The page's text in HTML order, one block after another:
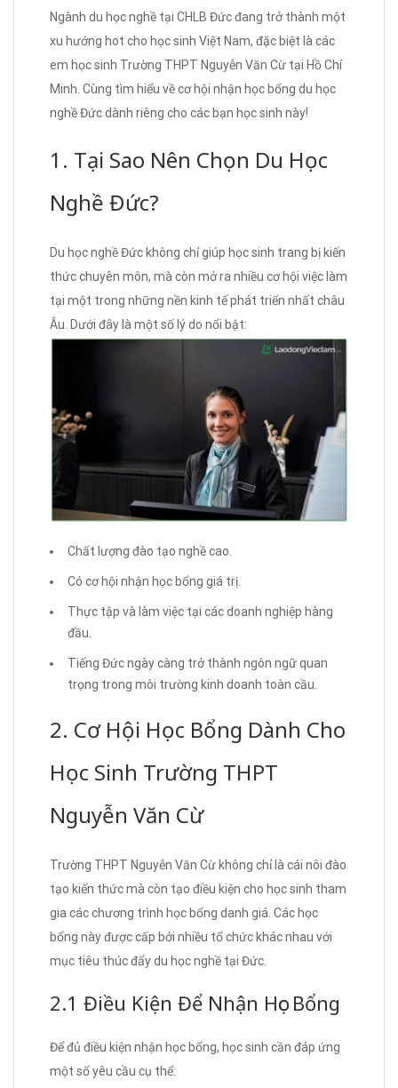
Ngành du học nghề tại CHLB Đức đang trở thành một
xu hướng hot cho học sinh Việt Nam, đặc biệt là các
em học sinh Trường THPT Nguyễn Văn Cừ tại Hồ Chí
Minh. Cùng tìm hiểu về cơ hội nhận học bổng du học
nghề Đức dành riêng cho các bạn học sinh này!
1. Tại Sao Nên Chọn Du Học
Nghề Đức?
Du học nghề Đức không chỉ giúp học sinh trang bị kiến
thức chuyên môn, mà còn mở ra nhiều cơ hội việc làm
tại một trong những nền kinh tế phát triển nhất châu
Âu. Dưới đây là một số lý do nổi bật:
Chất lượng đào tạo nghề cao.
Có cơ hội nhận học bổng giá trị.
Thực tập và làm việc tại các doanh nghiệp hàng
đầu.
Tiếng Đức ngày càng trở thành ngôn ngữ quan
trọng trong môi trường kinh doanh toàn cầu.
2. Cơ Hội Học Bổng Dành Cho
Học Sinh Trường THPT
Nguyễn Văn Cừ
Trường THPT Nguyễn Văn Cừ không chỉ là cái nôi đào
tạo kiến thức mà còn tạo điều kiện cho học sinh tham
gia các chương trình học bổng danh giá. Các học
bổng này được cấp bởi nhiều tổ chức khác nhau với
mục tiêu thúc đẩy du học nghề tại Đức.
2.1 Điều Kiện Để Nhận Học Bổng
Để đủ điều kiện nhận học bổng, học sinh cần đáp ứng
một số yêu cầu cụ thể: